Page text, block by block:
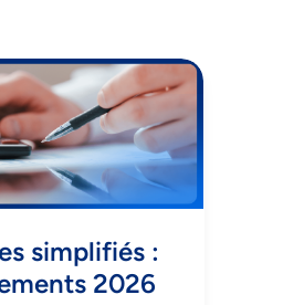
simplifiés :
2026